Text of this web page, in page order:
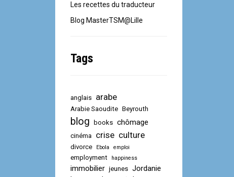
Les recettes du traducteur
Blog MasterTSM@Lille
Tags
anglais arabe
Arabie Saoudite Beyrouth
blog books chômage
cinéma crise culture
divorce Ebola emploi
employment happiness
immobilier jeunes Jordanie